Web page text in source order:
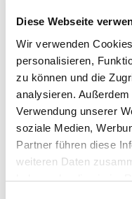
Diese Webseite
Wir verwenden
personalisieren,
zu können und die
analysieren.
Verwendung unserer
soziale Medien,
Partner führen diese
weiteren Daten
haben oder die sie im
Länge in Millimeter
Breite in millimeter
Stärke in millimeter